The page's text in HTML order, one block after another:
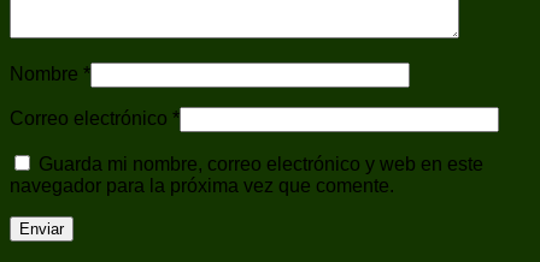
Municiones
Balines y Perdigones
Navajas
Para Pistolas
Pistolas - Armas de Fuego
Ponchos
Nombre *
Correo electrónico *
Guarda mi nombre, correo electrónico y web en este
navegador para la próxima vez que comente.